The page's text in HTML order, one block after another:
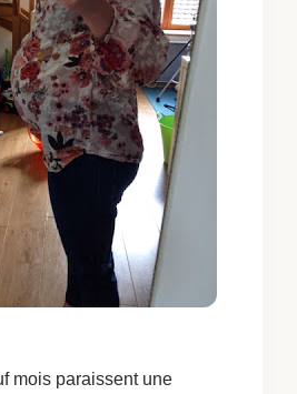
mois paraissent une